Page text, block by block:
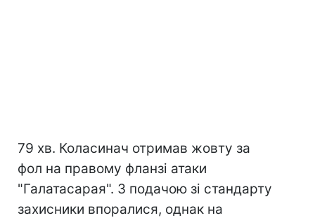
79 хв. Коласинач отримав жовту за
фол на правому фланзі атаки
"Галатасарая". З подачою зі стандарту
захисники впоралися, однак на